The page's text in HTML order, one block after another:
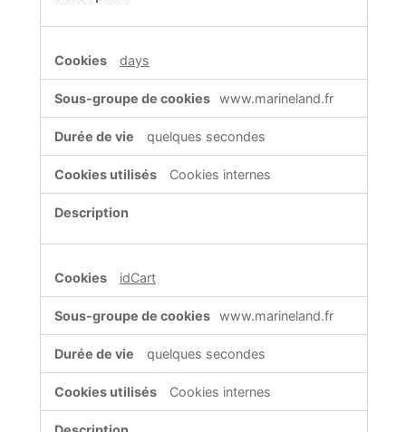
days
www.marineland.fr
quelques secondes
Cookies internes
idCart
www.marineland.fr
quelques secondes
Cookies internes